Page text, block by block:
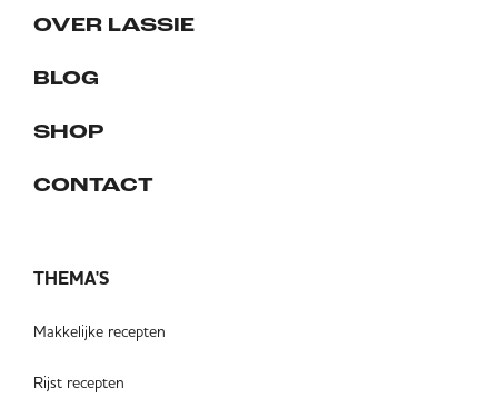
OVER LASSIE
BLOG
SHOP
CONTACT
THEMA'S
Makkelijke recepten
Rijst recepten